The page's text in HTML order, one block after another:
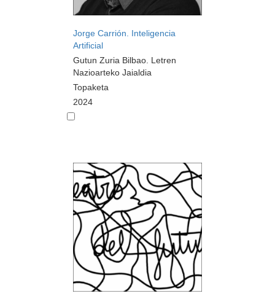
Jorge Carrión. Inteligencia
Artificial
Gutun Zuria Bilbao. Letren
Nazioarteko Jaialdia
Topaketa
2024